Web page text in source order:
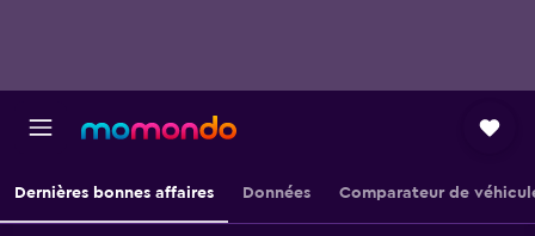
Dernières bonnes affaires Données Comparateur de